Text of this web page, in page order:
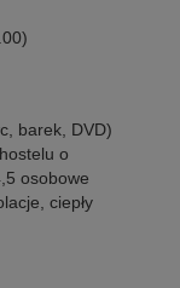
barek, DVD)
o
osobowe
ciepły